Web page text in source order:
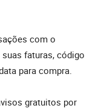
com o
faturas, código
para compra.
gratuitos por